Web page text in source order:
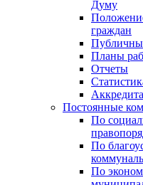
Думу
граждан
Планы
Отчеты
Постоянные
По
По
По